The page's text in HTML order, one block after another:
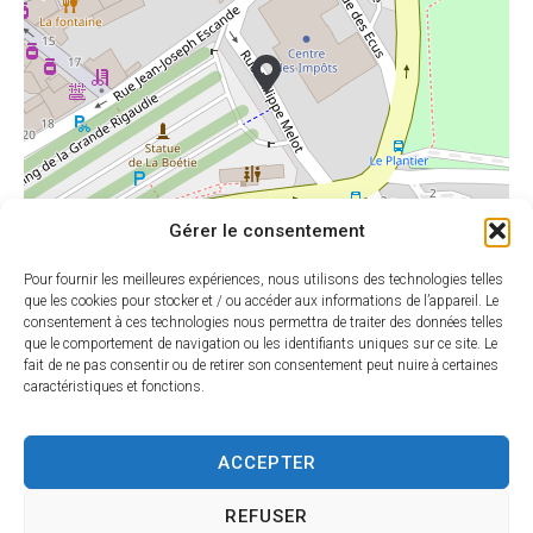
Gérer le consentement
Pour fournir les meilleures expériences, nous utilisons des technologies telles
que les cookies pour stocker et / ou accéder aux informations de l’appareil. Le
consentement à ces technologies nous permettra de traiter des données telles
que le comportement de navigation ou les identifiants uniques sur ce site. Le
fait de ne pas consentir ou de retirer son consentement peut nuire à certaines
caractéristiques et fonctions.
ACCEPTER
REFUSER
Leaflet|©OpenStreetMapcontributors
MAIRIE DE
SARLAT
D'OUVERTU